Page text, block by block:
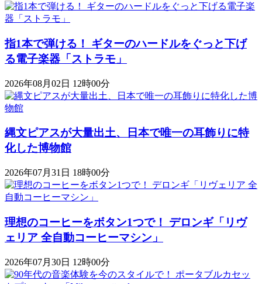
指1本で弾ける！ ギターのハードルをぐっと下げ
る電子楽器「ストラモ」
2026年08月02日 12時00分
縄文ピアスが大量出土、日本で唯一の耳飾りに特
化した博物館
2026年07月31日 18時00分
理想のコーヒーをボタン1つで！ デロンギ「リヴ
ェリア 全自動コーヒーマシン」
2026年07月30日 12時00分